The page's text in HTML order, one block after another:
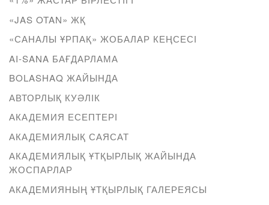
«JAS OTAN» ЖҚ
«САНАЛЫ ҰРПАҚ» ЖОБАЛАР КЕҢСЕСІ
AI-SANA БАҒДАРЛАМА
BOLASHAQ ЖАЙЫНДА
АВТОРЛЫҚ КУӘЛІК
АКАДЕМИЯ ЕСЕПТЕРІ
АКАДЕМИЯЛЫҚ САЯСАТ
АКАДЕМИЯЛЫҚ ҰТҚЫРЛЫҚ ЖАЙЫНДА
ЖОСПАРЛАР
АКАДЕМИЯНЫҢ ҰТҚЫРЛЫҚ ГАЛЕРЕЯСЫ